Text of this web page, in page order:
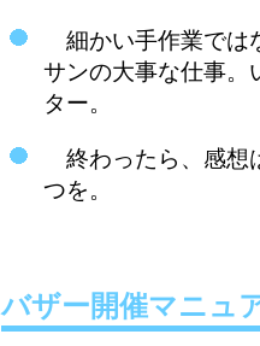
細かい手作業では
サンの大事な仕事。
ター。
終わったら、感想
つを。
バザー開催マニュ